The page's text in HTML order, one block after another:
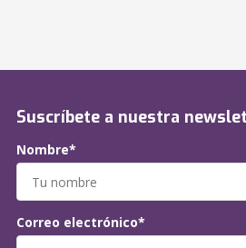
Suscríbete a nuestra
Nombre*
Correo electrónico*